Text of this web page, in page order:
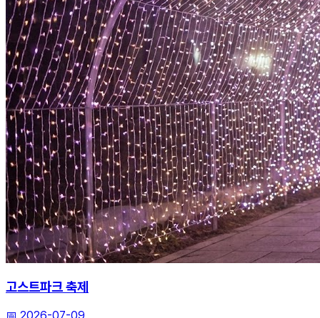
고스트파크 축제